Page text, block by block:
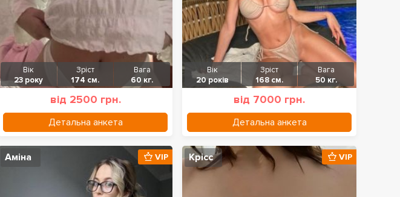
Вік
23 року
Зріст
174 см.
Вага
60 кг.
від 2500 грн.
Детальна анкета
Вік
20 років
Зріст
168 см.
Вага
50 кг.
від 7000 грн.
Детальна анкета
Аміна VIP Крісс VIP